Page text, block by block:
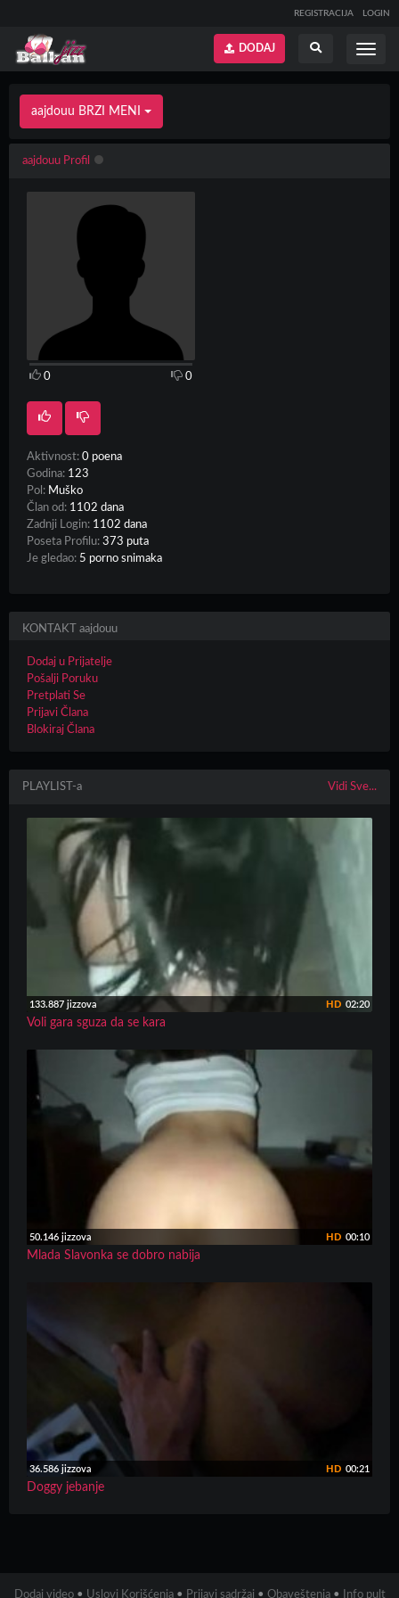
REGISTRACIJA LOGIN
Prikaži
DODAJ
aajdouu BRZI MENI
aajdouu Profil
0 0
Aktivnost: 0 poena
Godina: 123
Pol: Muško
Član od: 1102 dana
Zadnji Login: 1102 dana
Poseta Profilu: 373 puta
Je gledao: 5 porno snimaka
KONTAKT aajdouu
Dodaj u Prijatelje
Pošalji Poruku
Pretplati Se
Prijavi Člana
Blokiraj Člana
PLAYLIST-a Vidi Sve...
133.887 jizzova 02:20
HD
Voli gara sguza da se kara
50.146 jizzova 00:10
HD
Mlada Slavonka se dobro nabija
36.586 jizzova 00:21
HD
Doggy jebanje
Dodaj video • Uslovi Korišćenja • Prijavi sadržaj • Obaveštenja • Info pult